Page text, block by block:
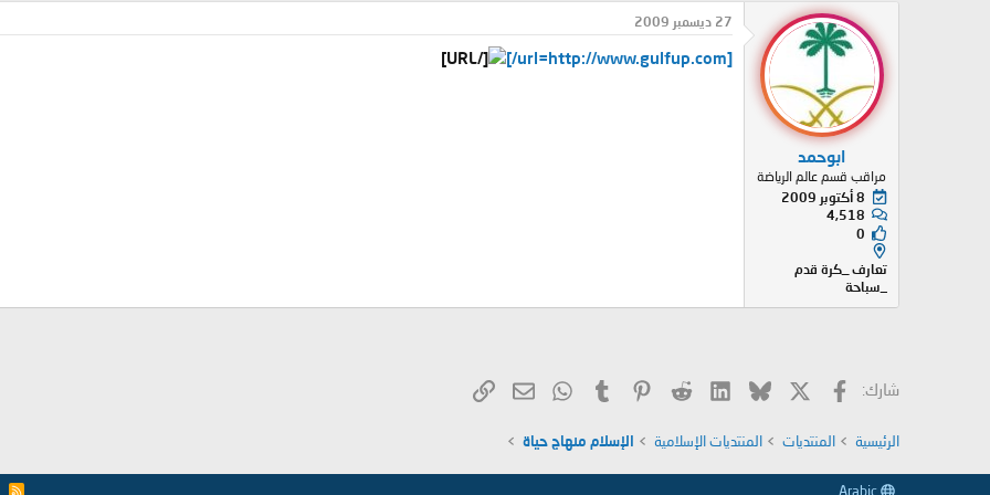
ابوحمد
مراقب قسم عالم الرياضة
8 أكتوبر 2009
4,518
0
تعارف _كرة قدم
_سباحة
27 ديسمبر 2009
[url=http://www.gulfup.com/]
[/URL]
شارك: فيسبوك Bluesky
LinkedIn
Reddit
Pinterest
Tumblr
WhatsAppالبريد الإلكتروني
الرئيسية المنتديات المنتديات الإسلامية الإسلام منهاج حياة
R